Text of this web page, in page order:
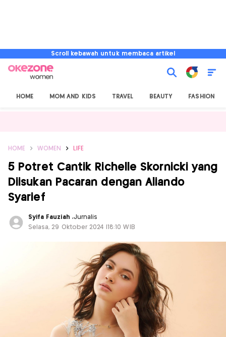
Scroll kebawah untuk membaca artikel
HOME MOM AND KIDS TRAVEL BEAUTY FASHION
HOME WOMEN LIFE
5 Potret Cantik Richelle Skornicki yang
Diisukan Pacaran dengan Aliando
Syarief
Syifa Fauziah ,Jurnalis
Selasa, 29 Oktober 2024 |18:10 WIB